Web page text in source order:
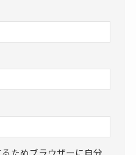
ためブラウザーに自分